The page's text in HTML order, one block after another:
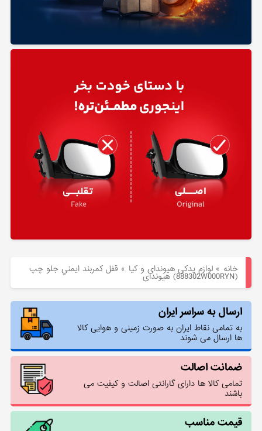
لوازم
خانه »لوازم یدکی هیوندای و کیا »قفل كمربند ايمني جلو چپ
(888302W000RYN) هیوندای
ارسال به سراسر ایران
به تمامی نقاط ایران به صورت زمینی و هوایی کالا
ها ارسال می شوند
ضمانت اصالت
تمامی کالا ها دارای گارانتی اصالت و کیفیت می
باشند
قیمت مناسب